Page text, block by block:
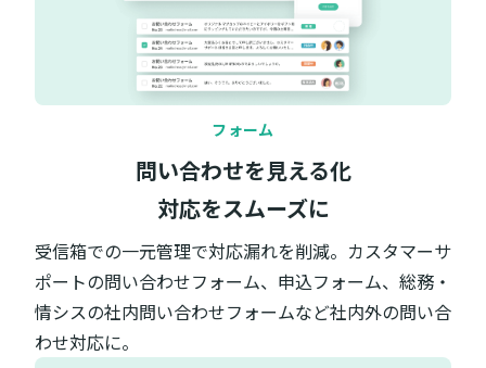
フォーム
問い合わせを見える化
対応をスムーズに
受信箱での一元管理で対応漏れを削減。カスタマーサ
ポートの問い合わせフォーム、申込フォーム、総務・
情シスの社内問い合わせフォームなど社内外の問い合
わせ対応に。